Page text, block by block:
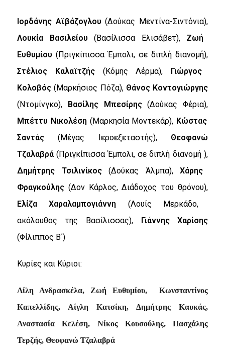
Ιορδάνης Αϊβάζογλου(Δούκας Μεντίνα-Σιντόνια),
Λουκία Βασιλείου(Βασίλισσα Ελισάβετ), Ζωή
Ευθυμίου (Πριγκίπισσα Έμπολι, σε διπλή διανομή),
Στέλιος Καλαϊτζής (Κόμης Λέρμα), Γιώργος
Κολοβός(Μαρκήσιος Πόζα),Θάνος Κοντογιώργης
(Ντομίνγκο),Βασίλης Μπεσίρης(Δούκας Φέρια),
Μπέττυ Νικολέση (Μαρκησία Μοντεκάρ), Κώστας
Σαντάς(Μέγας Ιεροεξεταστής),Θεοφανώ
Τζαλαβρά(Πριγκίπισσα Έμπολι, σε διπλή διανομή ),
Δημήτρης Τσιλινίκος(Δούκας Άλμπα),Χάρης
Φραγκούλης (Δον Κάρλος, Διάδοχος του θρόνου),
Ελίζα Χαραλαμπογιάννη (Λουίς Μερκάδο,
ακόλουθος της Βασίλισσας), Γιάννης Χαρίσης
(Φίλιππος Β΄)
Κυρίες και Κύριοι:
Λίλη Ανδρασκέλα, Ζωή Ευθυµίου, Κωνσταντίνος
Καπελλίδης, Αίγλη Κατσίκη, Δηµήτρης Καυκάς,
Αναστασία Κελέση, Νίκος Κουσούλης, Πασχάλης
Τερζής, Θεοφανώ Τζαλαβρά